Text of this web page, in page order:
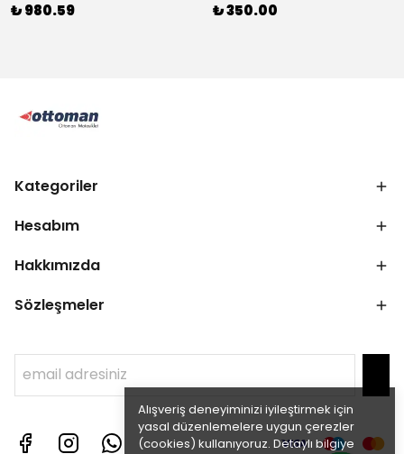
Alışveriş deneyiminizi iyileştirmek için
yasal düzenlemelere uygun çerezler
(cookies) kullanıyoruz. Detaylı bilgiye
₺ 980.59 ₺ 350.00
Kategoriler
Hesabım
Hakkımızda
Sözleşmeler